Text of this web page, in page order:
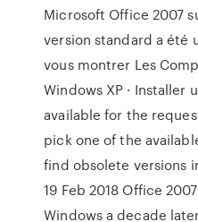
Microsoft Office 2007
version standard a été
vous montrer Les
Windows XP · Installer
available for the
pick one of the
find obsolete versions
19 Feb 2018 Office
Windows a decade